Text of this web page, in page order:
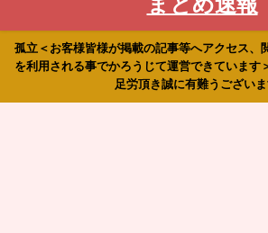
孤立＜お客様皆様が掲載の記事等へアクセス、
を利用される事でかろうじて運営できています
足労頂き誠に有難うございま